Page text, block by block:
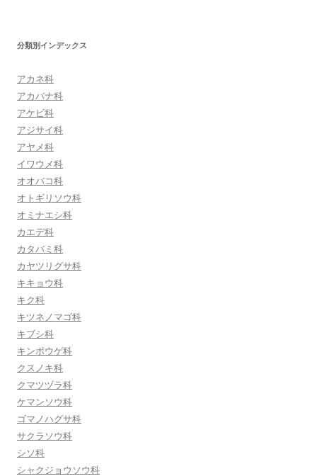
分類別インデックス
アカネ科
アカバナ科
アケビ科
アジサイ科
アヤメ科
イワウメ科
オオバコ科
オトギリソウ科
オミナエシ科
カエデ科
カタバミ科
カヤツリグサ科
キキョウ科
キク科
キツネノマゴ科
キブシ科
キンポウゲ科
クスノキ科
クマツヅラ科
ケマンソウ科
ゴマノハグサ科
サクラソウ科
シソ科
シャクジョウソウ科